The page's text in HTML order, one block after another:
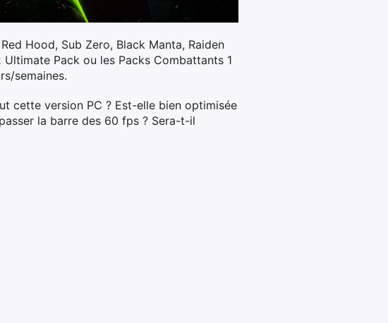
Hood, Sub Zero, Black Manta, Raiden
Pack ou les Packs Combattants 1
semaines.
cette version PC ? Est-elle bien optimisée
la barre des 60 fps ? Sera-t-il